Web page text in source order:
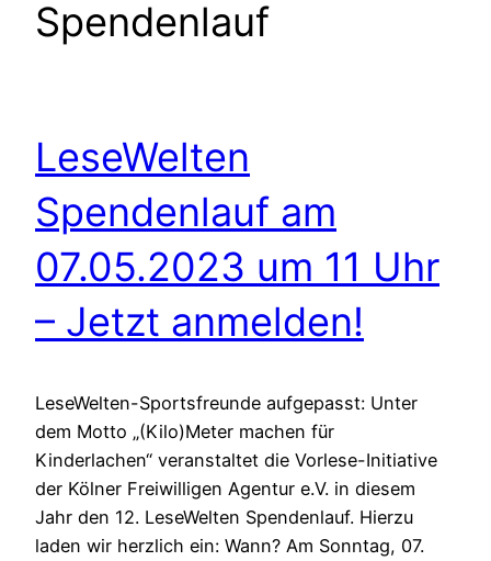
Spendenlauf
LeseWelten
Spendenlauf am
07.05.2023 um 11 Uhr
– Jetzt anmelden!
LeseWelten-Sportsfreunde aufgepasst: Unter
dem Motto „(Kilo)Meter machen für
Kinderlachen“ veranstaltet die Vorlese-Initiative
der Kölner Freiwilligen Agentur e.V. in diesem
Jahr den 12. LeseWelten Spendenlauf. Hierzu
laden wir herzlich ein: Wann? Am Sonntag, 07.